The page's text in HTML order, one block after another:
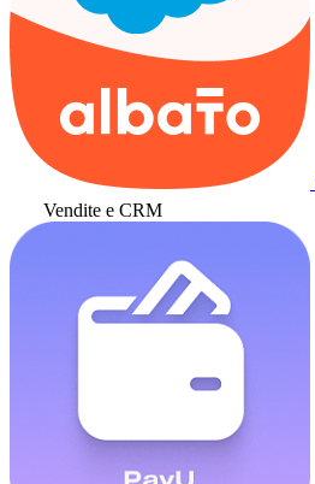
Vendite e CRM